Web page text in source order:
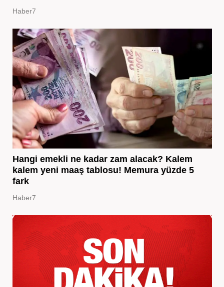
Haber7
Hangi emekli ne kadar zam alacak? Kalem
kalem yeni maaş tablosu! Memura yüzde 5
fark
Haber7